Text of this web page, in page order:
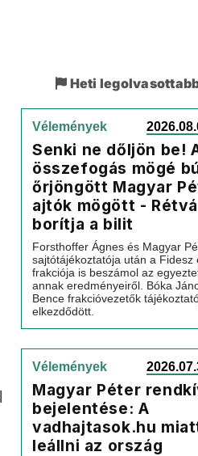
Heti
Vélemények
Senki ne dőljön be!
összefogás mögé
őrjöngött Magyar
ajtók mögött -
borítja a bilit
Forsthoffer Ágnes és Magyar
sajtótájékoztatója után a Fidesz
frakciója is beszámol az
annak eredményeiről. Bóka
Bence frakcióvezetők
elkezdődött.
Vélemények
Magyar Péter
bejelentése: A
vadhajtasok.hu
leállni az ország